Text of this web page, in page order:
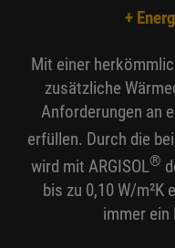
+
Mit einer
zusätzliche
Anforderungen an
erfüllen. Durch die
wird mit ARGISOL®
bis zu 0,10 W/m²K
immer ein